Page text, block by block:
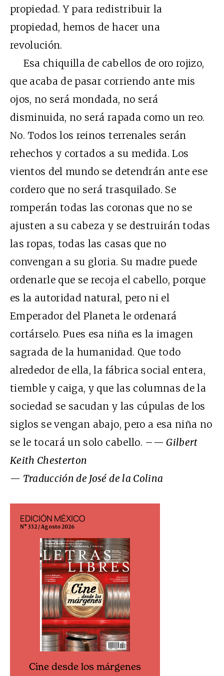
propiedad. Y para redistribuir la
propiedad, hemos de hacer una
revolución.
Esa chiquilla de cabellos de oro rojizo,
que acaba de pasar corriendo ante mis
ojos, no será mondada, no será
disminuida, no será rapada como un reo.
No. Todos los reinos terrenales serán
rehechos y cortados a su medida. Los
vientos del mundo se detendrán ante ese
cordero que no será trasquilado. Se
romperán todas las coronas que no se
ajusten a su cabeza y se destruirán todas
las ropas, todas las casas que no
convengan a su gloria. Su madre puede
ordenarle que se recoja el cabello, porque
es la autoridad natural, pero ni el
Emperador del Planeta le ordenará
cortárselo. Pues esa niña es la imagen
sagrada de la humanidad. Que todo
alrededor de ella, la fábrica social entera,
tiemble y caiga, y que las columnas de la
sociedad se sacudan y las cúpulas de los
siglos se vengan abajo, pero a esa niña no
se le tocará un solo cabello. –— Gilbert
Keith Chesterton
— Traducción de José de la Colina
EDICIÓN MÉXICO
N° 332 / Agosto 2026
Cine desde los márgenes